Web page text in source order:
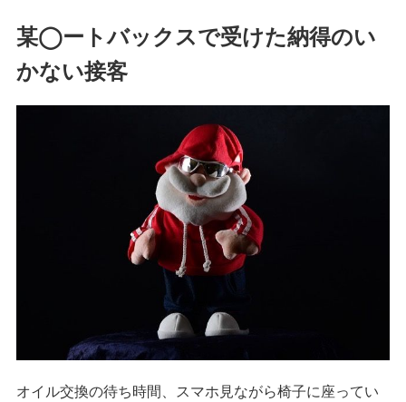
某◯ートバックスで受けた納得のい
かない接客
オイル交換の待ち時間、スマホ見ながら椅子に座ってい